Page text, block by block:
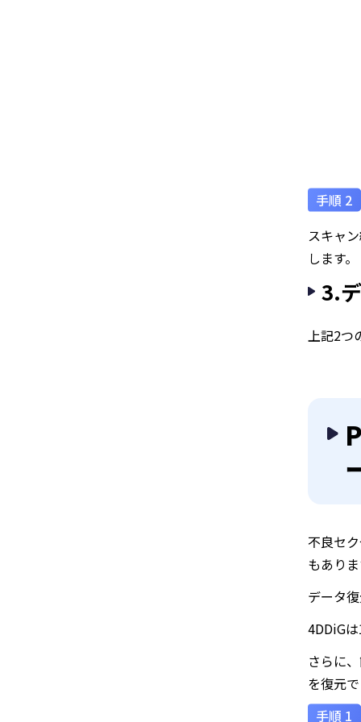
スキャ
します。
3.
上記2
不良セ
もあり
データ
4DDiG
さらに
を復元